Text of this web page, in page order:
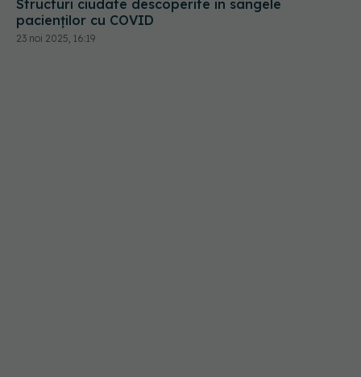
Structuri ciudate descoperite în sângele
pacienților cu COVID
23 noi 2025, 16:19